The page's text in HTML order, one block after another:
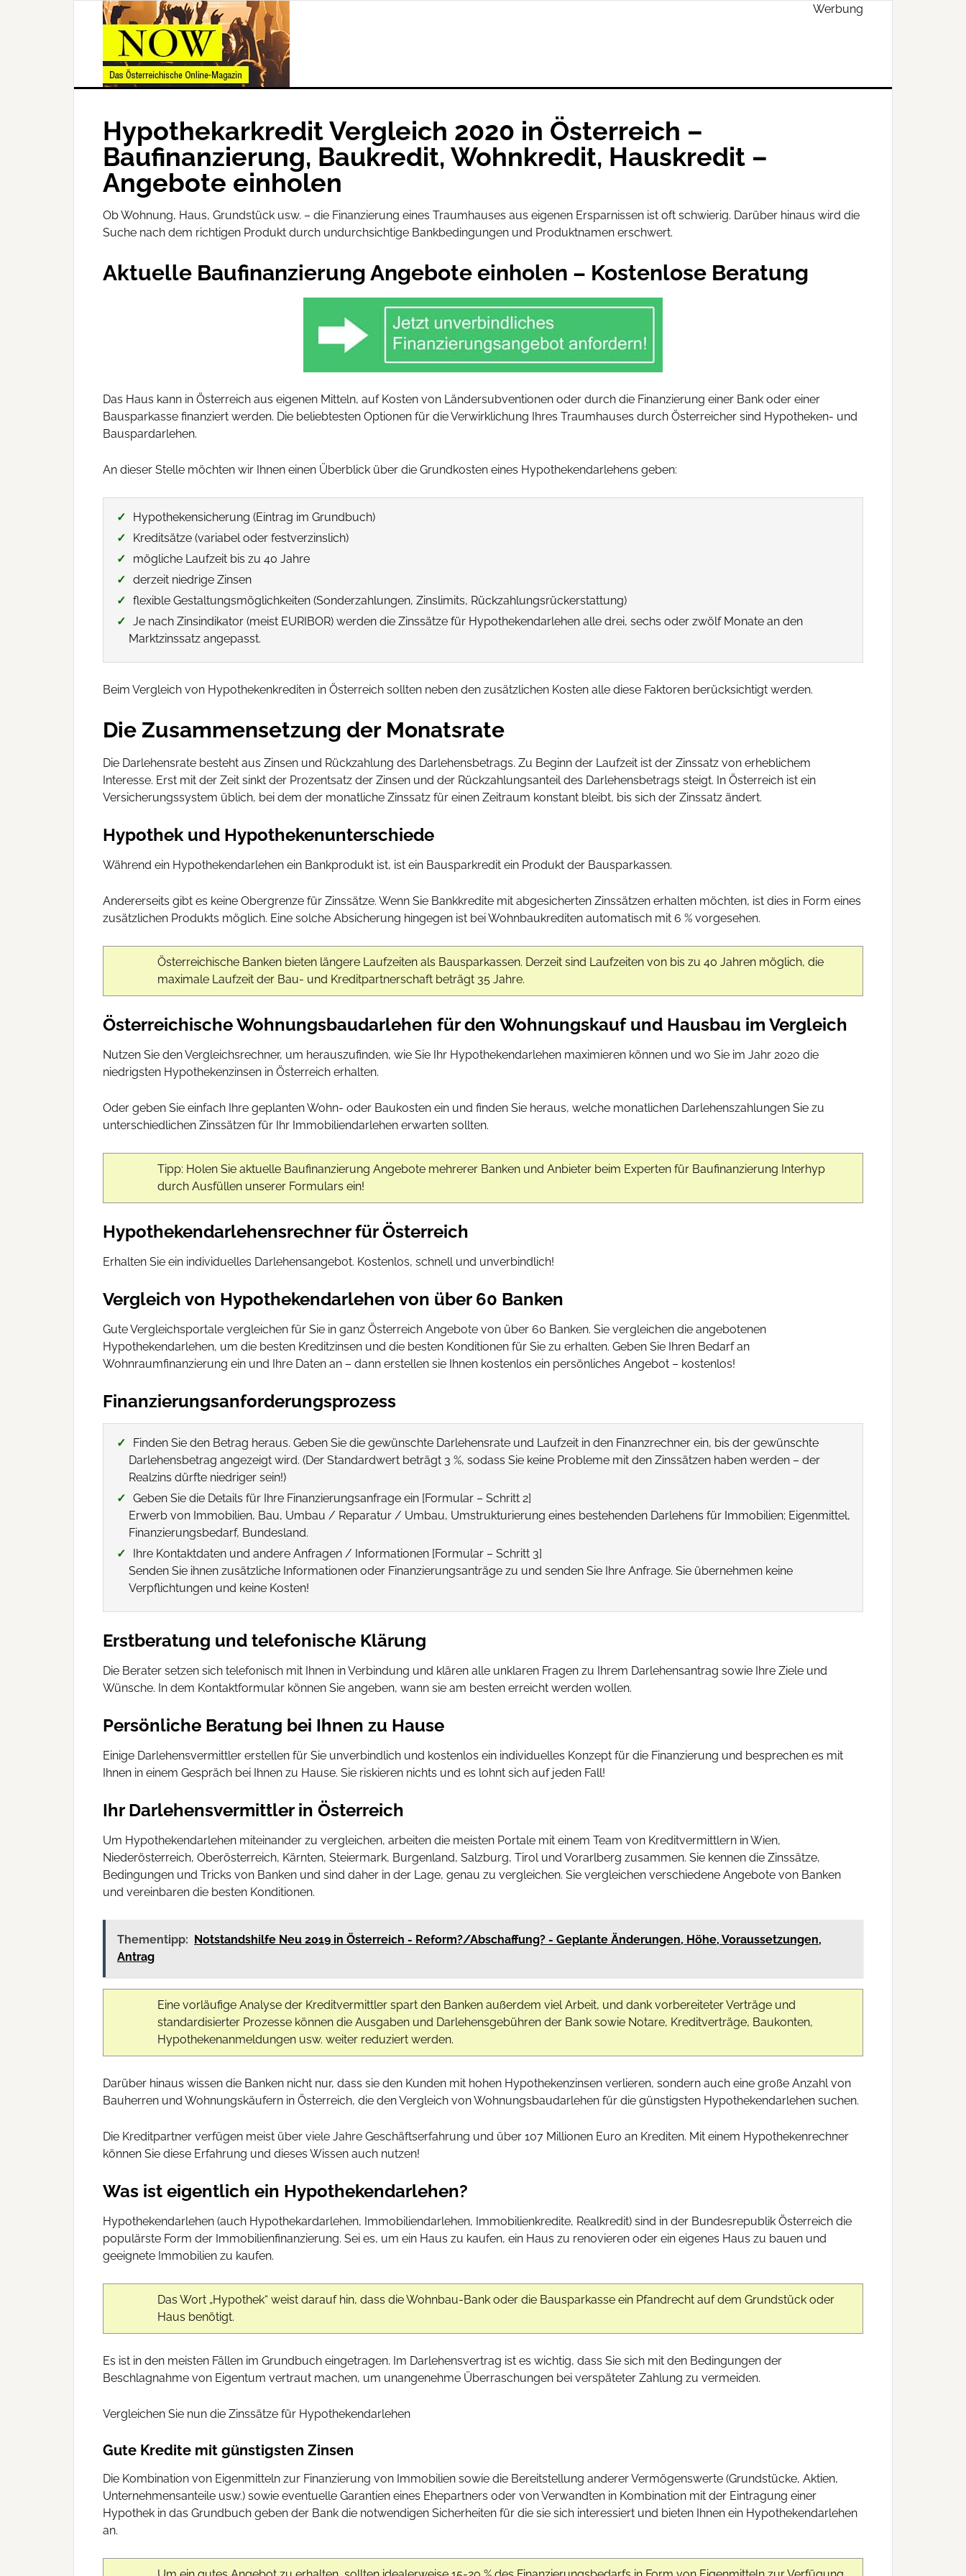
Werbung
Hypothekarkredit Vergleich 2020 in Österreich –
Baufinanzierung, Baukredit, Wohnkredit, Hauskredit –
Angebote einholen
Ob Wohnung, Haus, Grundstück usw. – die Finanzierung eines Traumhauses aus eigenen Ersparnissen ist oft schwierig. Darüber hinaus wird die
Suche nach dem richtigen Produkt durch undurchsichtige Bankbedingungen und Produktnamen erschwert.
Aktuelle Baufinanzierung Angebote einholen – Kostenlose Beratung
Das Haus kann in Österreich aus eigenen Mitteln, auf Kosten von Ländersubventionen oder durch die Finanzierung einer Bank oder einer
Bausparkasse finanziert werden. Die beliebtesten Optionen für die Verwirklichung Ihres Traumhauses durch Österreicher sind Hypotheken- und
Bauspardarlehen.
An dieser Stelle möchten wir Ihnen einen Überblick über die Grundkosten eines Hypothekendarlehens geben:
Hypothekensicherung (Eintrag im Grundbuch)
Kreditsätze (variabel oder festverzinslich)
mögliche Laufzeit bis zu 40 Jahre
derzeit niedrige Zinsen
flexible Gestaltungsmöglichkeiten (Sonderzahlungen, Zinslimits, Rückzahlungsrückerstattung)
Je nach Zinsindikator (meist EURIBOR) werden die Zinssätze für Hypothekendarlehen alle drei, sechs oder zwölf Monate an den
Marktzinssatz angepasst.
Beim Vergleich von Hypothekenkrediten in Österreich sollten neben den zusätzlichen Kosten alle diese Faktoren berücksichtigt werden.
Die Zusammensetzung der Monatsrate
Die Darlehensrate besteht aus Zinsen und Rückzahlung des Darlehensbetrags. Zu Beginn der Laufzeit ist der Zinssatz von erheblichem
Interesse. Erst mit der Zeit sinkt der Prozentsatz der Zinsen und der Rückzahlungsanteil des Darlehensbetrags steigt. In Österreich ist ein
Versicherungssystem üblich, bei dem der monatliche Zinssatz für einen Zeitraum konstant bleibt, bis sich der Zinssatz ändert.
Hypothek und Hypothekenunterschiede
Während ein Hypothekendarlehen ein Bankprodukt ist, ist ein Bausparkredit ein Produkt der Bausparkassen.
Andererseits gibt es keine Obergrenze für Zinssätze. Wenn Sie Bankkredite mit abgesicherten Zinssätzen erhalten möchten, ist dies in Form eines
zusätzlichen Produkts möglich. Eine solche Absicherung hingegen ist bei Wohnbaukrediten automatisch mit 6 % vorgesehen.
Österreichische Banken bieten längere Laufzeiten als Bausparkassen. Derzeit sind Laufzeiten von bis zu 40 Jahren möglich, die
maximale Laufzeit der Bau- und Kreditpartnerschaft beträgt 35 Jahre.
Österreichische Wohnungsbaudarlehen für den Wohnungskauf und Hausbau im Vergleich
Nutzen Sie den Vergleichsrechner, um herauszufinden, wie Sie Ihr Hypothekendarlehen maximieren können und wo Sie im Jahr 2020 die
niedrigsten Hypothekenzinsen in Österreich erhalten.
Oder geben Sie einfach Ihre geplanten Wohn- oder Baukosten ein und finden Sie heraus, welche monatlichen Darlehenszahlungen Sie zu
unterschiedlichen Zinssätzen für Ihr Immobiliendarlehen erwarten sollten.
Tipp: Holen Sie aktuelle Baufinanzierung Angebote mehrerer Banken und Anbieter beim Experten für Baufinanzierung Interhyp
durch Ausfüllen unserer Formulars ein!
Hypothekendarlehensrechner für Österreich
Erhalten Sie ein individuelles Darlehensangebot. Kostenlos, schnell und unverbindlich!
Vergleich von Hypothekendarlehen von über 60 Banken
Gute Vergleichsportale vergleichen für Sie in ganz Österreich Angebote von über 60 Banken. Sie vergleichen die angebotenen
Hypothekendarlehen, um die besten Kreditzinsen und die besten Konditionen für Sie zu erhalten. Geben Sie Ihren Bedarf an
Wohnraumfinanzierung ein und Ihre Daten an – dann erstellen sie Ihnen kostenlos ein persönliches Angebot – kostenlos!
Finanzierungsanforderungsprozess
Finden Sie den Betrag heraus. Geben Sie die gewünschte Darlehensrate und Laufzeit in den Finanzrechner ein, bis der gewünschte
Darlehensbetrag angezeigt wird. (Der Standardwert beträgt 3 %, sodass Sie keine Probleme mit den Zinssätzen haben werden – der
Realzins dürfte niedriger sein!)
Geben Sie die Details für Ihre Finanzierungsanfrage ein [Formular – Schritt 2]
Erwerb von Immobilien, Bau, Umbau / Reparatur / Umbau, Umstrukturierung eines bestehenden Darlehens für Immobilien; Eigenmittel,
Finanzierungsbedarf, Bundesland.
Ihre Kontaktdaten und andere Anfragen / Informationen [Formular – Schritt 3]
Senden Sie ihnen zusätzliche Informationen oder Finanzierungsanträge zu und senden Sie Ihre Anfrage. Sie übernehmen keine
Verpflichtungen und keine Kosten!
Erstberatung und telefonische Klärung
Die Berater setzen sich telefonisch mit Ihnen in Verbindung und klären alle unklaren Fragen zu Ihrem Darlehensantrag sowie Ihre Ziele und
Wünsche. In dem Kontaktformular können Sie angeben, wann sie am besten erreicht werden wollen.
Persönliche Beratung bei Ihnen zu Hause
Einige Darlehensvermittler erstellen für Sie unverbindlich und kostenlos ein individuelles Konzept für die Finanzierung und besprechen es mit
Ihnen in einem Gespräch bei Ihnen zu Hause. Sie riskieren nichts und es lohnt sich auf jeden Fall!
Ihr Darlehensvermittler in Österreich
Um Hypothekendarlehen miteinander zu vergleichen, arbeiten die meisten Portale mit einem Team von Kreditvermittlern in Wien,
Niederösterreich, Oberösterreich, Kärnten, Steiermark, Burgenland, Salzburg, Tirol und Vorarlberg zusammen. Sie kennen die Zinssätze,
Bedingungen und Tricks von Banken und sind daher in der Lage, genau zu vergleichen. Sie vergleichen verschiedene Angebote von Banken
und vereinbaren die besten Konditionen.
Thementipp: Notstandshilfe Neu 2019 in Österreich - Reform?/Abschaffung? - Geplante Änderungen, Höhe, Voraussetzungen,
Antrag
Eine vorläufige Analyse der Kreditvermittler spart den Banken außerdem viel Arbeit, und dank vorbereiteter Verträge und
standardisierter Prozesse können die Ausgaben und Darlehensgebühren der Bank sowie Notare, Kreditverträge, Baukonten,
Hypothekenanmeldungen usw. weiter reduziert werden.
Darüber hinaus wissen die Banken nicht nur, dass sie den Kunden mit hohen Hypothekenzinsen verlieren, sondern auch eine große Anzahl von
Bauherren und Wohnungskäufern in Österreich, die den Vergleich von Wohnungsbaudarlehen für die günstigsten Hypothekendarlehen suchen.
Die Kreditpartner verfügen meist über viele Jahre Geschäftserfahrung und über 107 Millionen Euro an Krediten. Mit einem Hypothekenrechner
können Sie diese Erfahrung und dieses Wissen auch nutzen!
Was ist eigentlich ein Hypothekendarlehen?
Hypothekendarlehen (auch Hypothekardarlehen, Immobiliendarlehen, Immobilienkredite, Realkredit) sind in der Bundesrepublik Österreich die
populärste Form der Immobilienfinanzierung. Sei es, um ein Haus zu kaufen, ein Haus zu renovieren oder ein eigenes Haus zu bauen und
geeignete Immobilien zu kaufen.
Das Wort „Hypothek“ weist darauf hin, dass die Wohnbau-Bank oder die Bausparkasse ein Pfandrecht auf dem Grundstück oder
Haus benötigt.
Es ist in den meisten Fällen im Grundbuch eingetragen. Im Darlehensvertrag ist es wichtig, dass Sie sich mit den Bedingungen der
Beschlagnahme von Eigentum vertraut machen, um unangenehme Überraschungen bei verspäteter Zahlung zu vermeiden.
Vergleichen Sie nun die Zinssätze für Hypothekendarlehen
Gute Kredite mit günstigsten Zinsen
Die Kombination von Eigenmitteln zur Finanzierung von Immobilien sowie die Bereitstellung anderer Vermögenswerte (Grundstücke, Aktien,
Unternehmensanteile usw.) sowie eventuelle Garantien eines Ehepartners oder von Verwandten in Kombination mit der Eintragung einer
Hypothek in das Grundbuch geben der Bank die notwendigen Sicherheiten für die sie sich interessiert und bieten Ihnen ein Hypothekendarlehen
an.